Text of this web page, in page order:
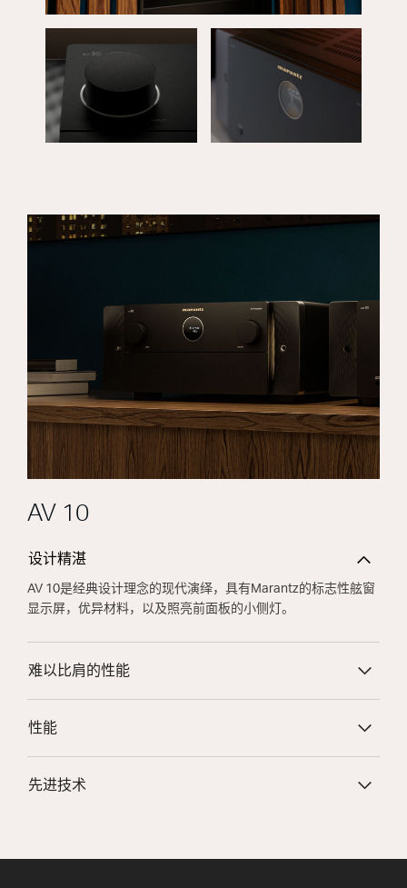
AV 10
设计精湛
AV 10是经典设计理念的现代演绎，具有Marantz的标志性舷窗
显示屏，优异材料，以及照亮前面板的小侧灯。
难以比肩的性能
性能
先进技术